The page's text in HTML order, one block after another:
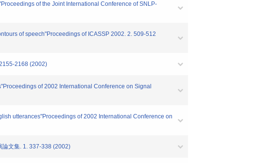
of the Joint International Conference of SNLP-
of speech"Proceedings of ICASSP 2002. 2. 509-512
2168 (2002)
of 2002 International Conference on Signal
utterances"Proceedings of 2002 International Conference on
論文集. 1. 337-338 (2002)